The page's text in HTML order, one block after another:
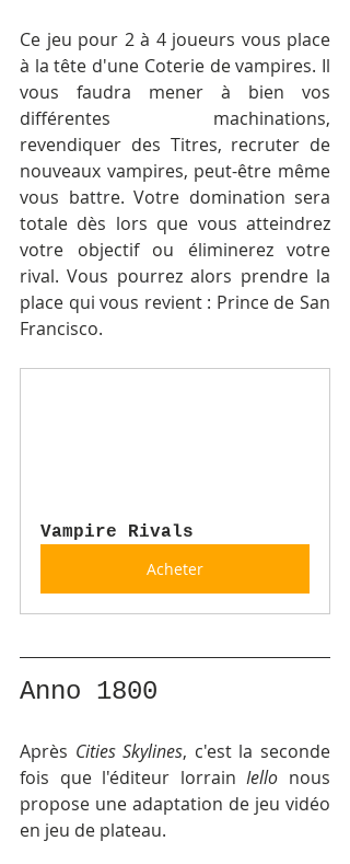
Ce jeu pour 2 à 4 joueurs vous place
à la tête d'une Coterie de vampires. Il
vous faudra mener à bien vos
différentes machinations,
revendiquer des Titres, recruter de
nouveaux vampires, peut-être même
vous battre. Votre domination sera
totale dès lors que vous atteindrez
votre objectif ou éliminerez votre
rival. Vous pourrez alors prendre la
place qui vous revient : Prince de San
Francisco.
Vampire Rivals
Acheter
Anno 1800
Après Cities Skylines, c'est la seconde
fois que l'éditeur lorrain Iello nous
propose une adaptation de jeu vidéo
en jeu de plateau.